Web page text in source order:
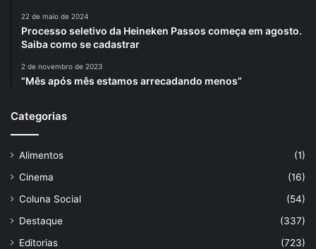
22 de maio de 2024
Processo seletivo da Heineken Passos começa em agosto.
Saiba como se cadastrar
2 de novembro de 2023
“Mês após mês estamos arrecadando menos”
Categorias
Alimentos
(1)
Cinema
(16)
Coluna Social
(54)
Destaque
(337)
Editorias
(723)